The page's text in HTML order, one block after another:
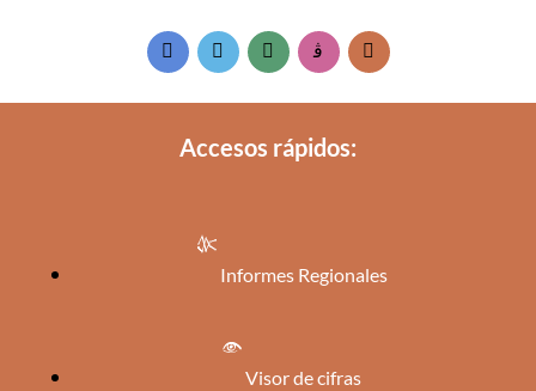
Accesos rápidos:
Informes Regionales
Visor de cifras